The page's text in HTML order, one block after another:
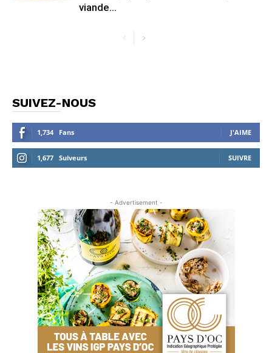
viande...
SUIVEZ-NOUS
1,734 Fans J'AIME
1,677 Suiveurs SUIVRE
- Advertisement -